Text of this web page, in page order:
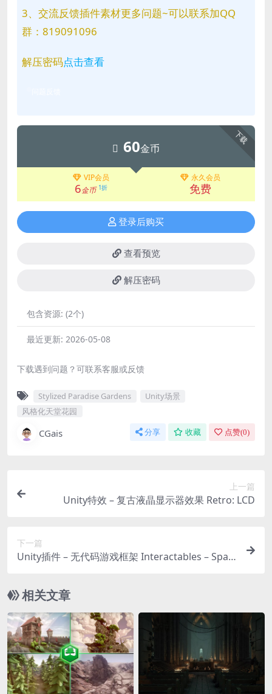
3、交流反馈插件素材更多问题~可以联系加QQ
群：819091096
解压密码点击查看
下载
60金币
VIP会员
6金币 1折
永久会员
免费
登录后购买
查看预览
解压密码
包含资源: (2个)
最近更新: 2026-05-08
下载遇到问题？可联系客服或反馈
Stylized Paradise Gardens
Unity场景
风格化天堂花园
CGais 分享 收藏 点赞(0)
上一篇
Unity特效 – 复古液晶显示器效果 Retro: LCD
下一篇
Unity插件 – 无代码游戏框架 Interactables – Spar
相关文章